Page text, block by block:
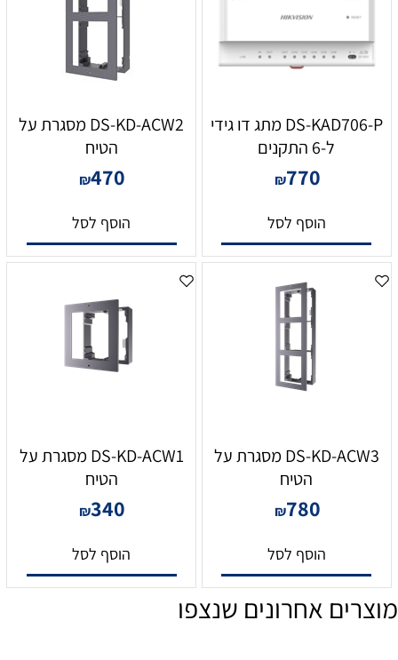
DS-KAD706-P מתג דו גידי
ל-6 התקנים
₪770
הוסף לסל
DS-KD-ACW2 מסגרת על
הטיח
₪470
הוסף לסל
DS-KD-ACW3 מסגרת על
הטיח
₪780
הוסף לסל
DS-KD-ACW1 מסגרת על
הטיח
₪340
הוסף לסל
מוצרים אחרונים שנצפו